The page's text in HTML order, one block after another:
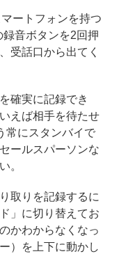
ートフォンを持つ
音ボタンを2回押
受話口から出てく
確実に記録でき
えば相手を待たせ
常にスタンバイで
ールスパーソンな
。
取りを記録するに
」に切り替えてお
かわからなくなっ
）を上下に動かし